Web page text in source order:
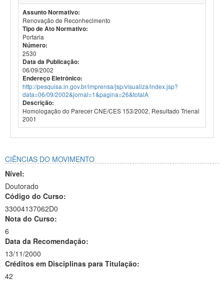
Assunto Normativo:
Renovação de Reconhecimento
Tipo de Ato Normativo:
Portaria
Número:
2530
Data da Publicação:
06/09/2002
Endereço Eletrônico:
http://pesquisa.in.gov.br/imprensa/jsp/visualiza/index.jsp?
data=06/09/2002&jornal=1&pagina=26&totalA
Descrição:
Homologação do Parecer CNE/CES 153/2002. Resultado Trienal
2001
CIÊNCIAS DO MOVIMENTO
Nível:
Doutorado
Código do Curso:
33004137062D0
Nota do Curso:
6
Data da Recomendação:
13/11/2000
Créditos em Disciplinas para Titulação:
42